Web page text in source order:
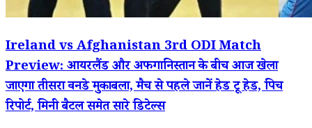
Ireland vs Afghanistan 3rd ODI Match
Preview: आयरलैंड और अफगानिस्तान के बीच आज खेला
जाएगा तीसरा वनडे मुकाबला, मैच से पहले जानें हेड टू हेड, पिच
रिपोर्ट, मिनी बैटल समेत सारे डिटेल्स